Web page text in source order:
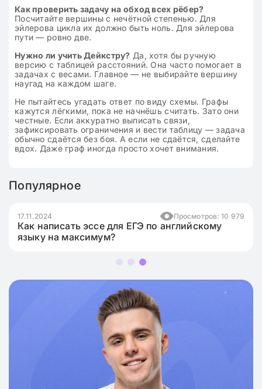
Как проверить задачу на обход всех рёбер?
Посчитайте вершины с нечётной степенью. Для
эйлерова цикла их должно быть ноль. Для эйлерова
пути — ровно две.
Нужно ли учить Дейкстру? Да, хотя бы ручную
версию с таблицей расстояний. Она часто помогает в
задачах с весами. Главное — не выбирайте вершину
наугад на каждом шаге.
Не пытайтесь угадать ответ по виду схемы. Графы
кажутся лёгкими, пока не начнёшь считать. Зато они
честные. Если аккуратно выписать связи,
зафиксировать ограничения и вести таблицу — задача
обычно сдаётся без боя. А если не сдаётся, сделайте
вдох. Даже граф иногда просто хочет внимания.
Популярное
17.11.2024 Просмотров: 10 979
Как написать эссе для ЕГЭ по английскому
языку на максимум?